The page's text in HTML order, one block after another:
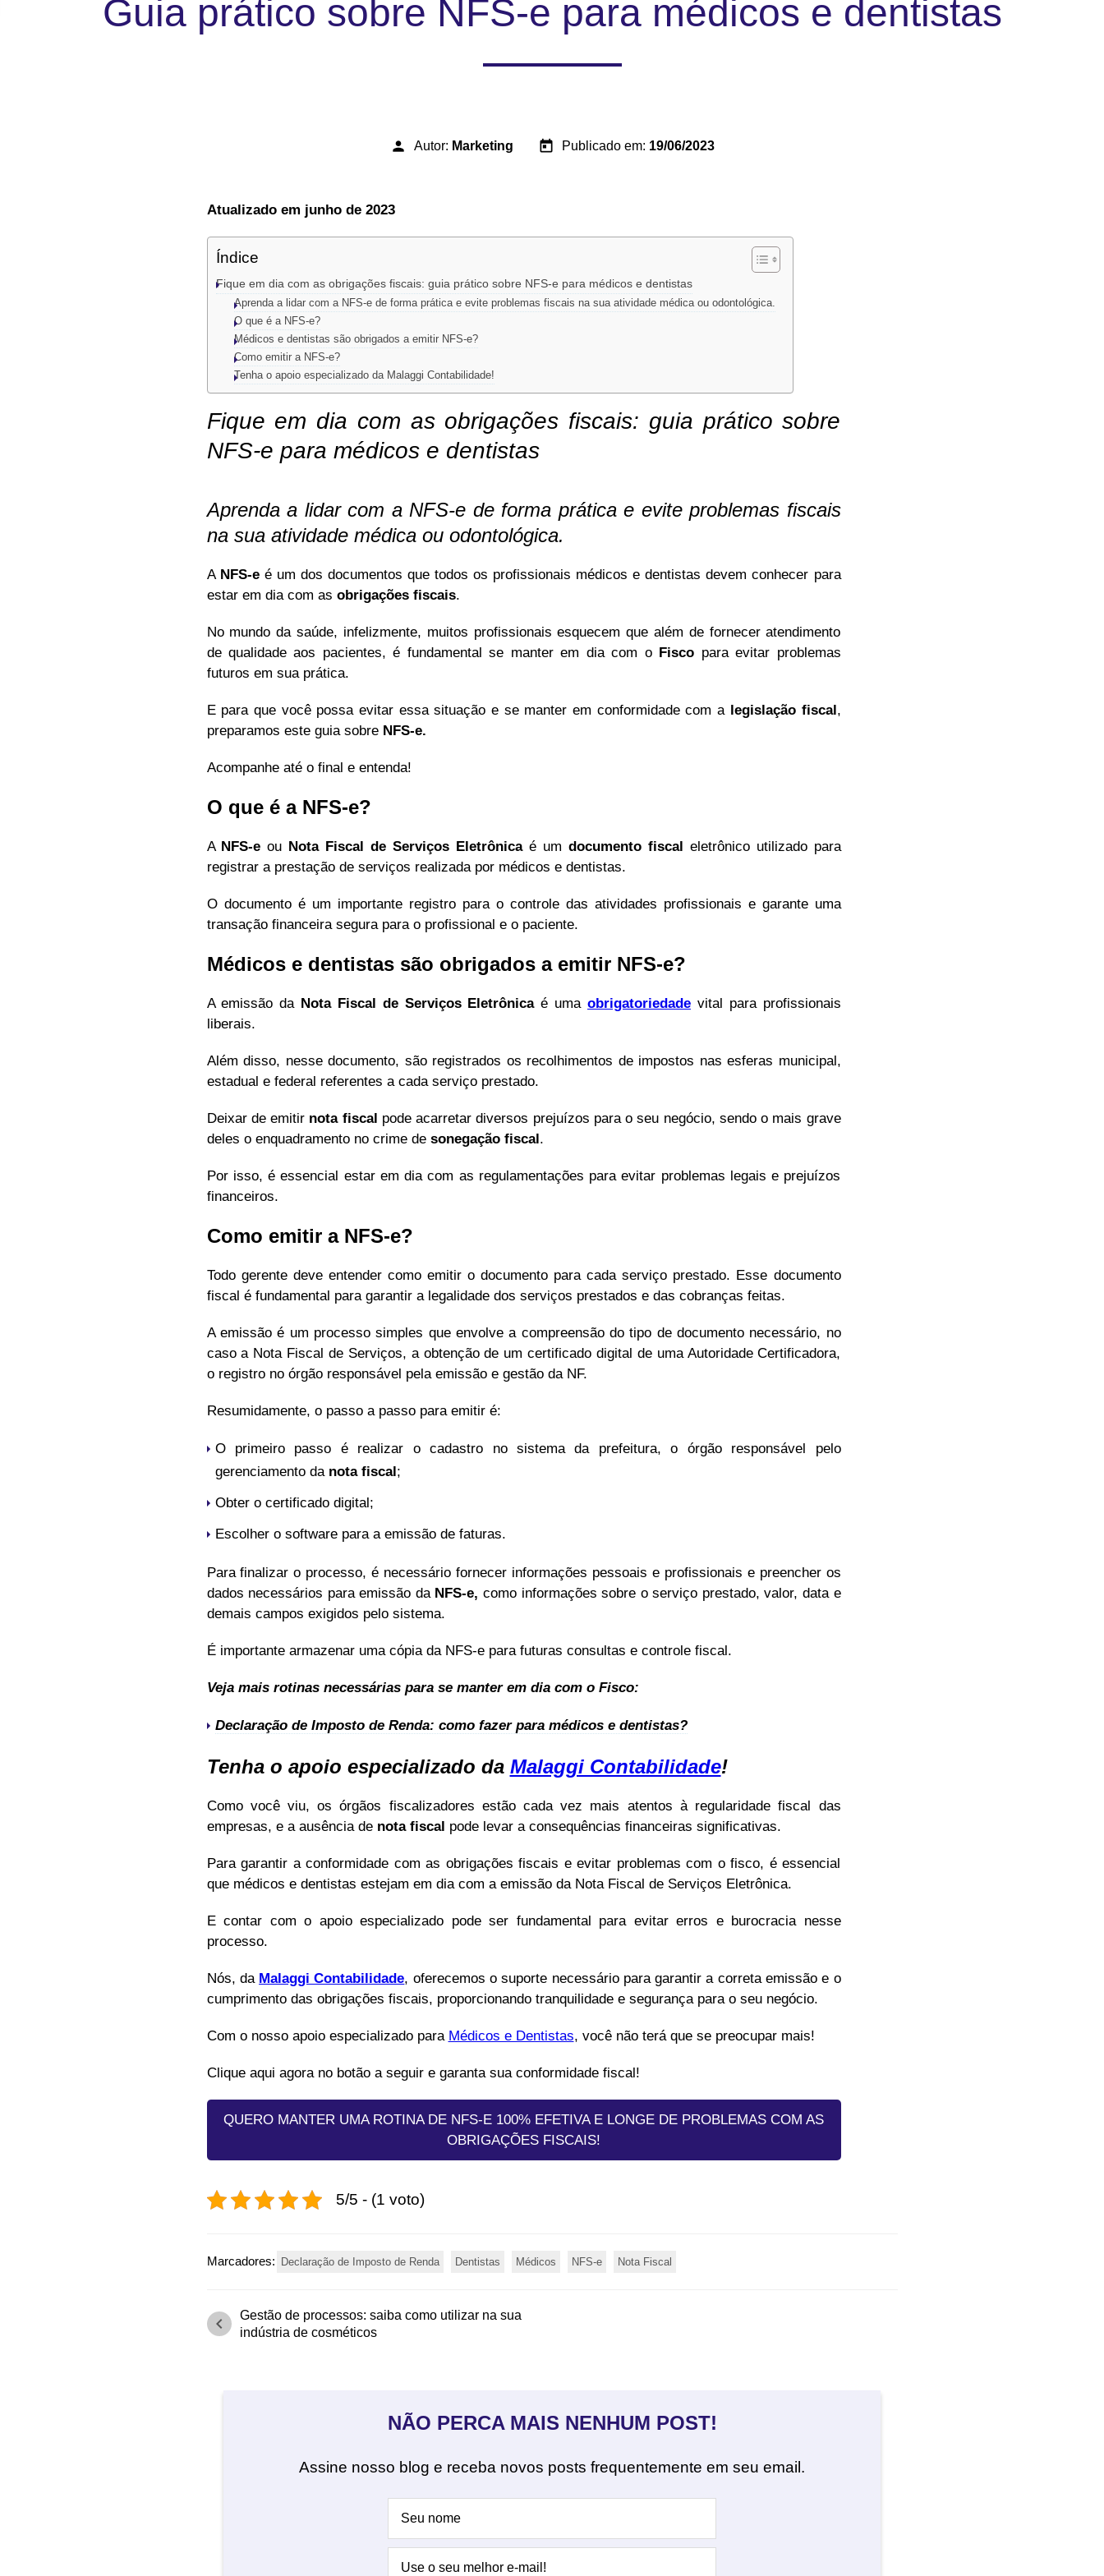
Guia prático sobre NFS-e para médicos e dentistas
person Autor: Marketing today Publicado em: 19/06/2023
Atualizado em junho de 2023
Índice
Fique em dia com as obrigações fiscais: guia prático sobre NFS-e para médicos e dentistas
Aprenda a lidar com a NFS-e de forma prática e evite problemas fiscais na sua atividade médica ou odontológica.
O que é a NFS-e?
Médicos e dentistas são obrigados a emitir NFS-e?
Como emitir a NFS-e?
Tenha o apoio especializado da Malaggi Contabilidade!
Fique em dia com as obrigações fiscais: guia prático sobre
NFS-e para médicos e dentistas
Aprenda a lidar com a NFS-e de forma prática e evite problemas fiscais
na sua atividade médica ou odontológica.
A NFS-eé um dos documentos que todos os profissionais médicos e dentistas devem conhecer para
estar em dia com as obrigações fiscais.
No mundo da saúde, infelizmente, muitos profissionais esquecem que além de fornecer atendimento
de qualidade aos pacientes, é fundamental se manter em dia com o Fisco para evitar problemas
futuros em sua prática.
E para que você possa evitar essa situação e se manter em conformidade com a legislação fiscal,
preparamos este guia sobre NFS-e.
Acompanhe até o final e entenda!
O que é a NFS-e?
A NFS-e ou Nota Fiscal de Serviços Eletrônicaé um documento fiscal eletrônico utilizado para
registrar a prestação de serviços realizada por médicos e dentistas.
O documento é um importante registro para o controle das atividades profissionais e garante uma
transação financeira segura para o profissional e o paciente.
Médicos e dentistas são obrigados a emitir NFS-e?
A emissão da Nota Fiscal de Serviços Eletrônicaé uma obrigatoriedadevital para profissionais
liberais.
Além disso, nesse documento, são registrados os recolhimentos de impostos nas esferas municipal,
estadual e federal referentes a cada serviço prestado.
Deixar de emitir nota fiscal pode acarretar diversos prejuízos para o seu negócio, sendo o mais grave
deles o enquadramento no crime de sonegação fiscal.
Por isso, é essencial estar em dia com as regulamentações para evitar problemas legais e prejuízos
financeiros.
Como emitir a NFS-e?
Todo gerente deve entender como emitir o documento para cada serviço prestado. Esse documento
fiscal é fundamental para garantir a legalidade dos serviços prestados e das cobranças feitas.
A emissão é um processo simples que envolve a compreensão do tipo de documento necessário, no
caso a Nota Fiscal de Serviços, a obtenção de um certificado digital de uma Autoridade Certificadora,
o registro no órgão responsável pela emissão e gestão da NF.
Resumidamente, o passo a passo para emitir é:
O primeiro passo é realizar o cadastro no sistema da prefeitura, o órgão responsável pelo
gerenciamento da nota fiscal;
Obter o certificado digital;
Escolher o software para a emissão de faturas.
Para finalizar o processo, é necessário fornecer informações pessoais e profissionais e preencher os
dados necessários para emissão da NFS-e, como informações sobre o serviço prestado, valor, data e
demais campos exigidos pelo sistema.
É importante armazenar uma cópia da NFS-e para futuras consultas e controle fiscal.
Veja mais rotinas necessárias para se manter em dia com o Fisco:
Declaração de Imposto de Renda: como fazer para médicos e dentistas?
Tenha o apoio especializado da Malaggi Contabilidade!
Como você viu, os órgãos fiscalizadores estão cada vez mais atentos à regularidade fiscal das
empresas, e a ausência de nota fiscal pode levar a consequências financeiras significativas.
Para garantir a conformidade com as obrigações fiscais e evitar problemas com o fisco, é essencial
que médicos e dentistas estejam em dia com a emissão da Nota Fiscal de Serviços Eletrônica.
E contar com o apoio especializado pode ser fundamental para evitar erros e burocracia nesse
processo.
Nós, da Malaggi Contabilidade, oferecemos o suporte necessário para garantir a correta emissão e o
cumprimento das obrigações fiscais, proporcionando tranquilidade e segurança para o seu negócio.
Com o nosso apoio especializado para Médicos e Dentistas, você não terá que se preocupar mais!
Clique aqui agora no botão a seguir e garanta sua conformidade fiscal!
QUERO MANTER UMA ROTINA DE NFS-E 100% EFETIVA E LONGE DE PROBLEMAS COM AS
OBRIGAÇÕES FISCAIS!
5/5 - (1 voto)
Marcadores: Declaração de Imposto de Renda Dentistas Médicos NFS-e Nota Fiscal
Gestão de processos: saiba como utilizar na sua
indústria de cosméticos
chevron_left
NÃO PERCA MAIS NENHUM POST!
Assine nosso blog e receba novos posts frequentemente em seu email.